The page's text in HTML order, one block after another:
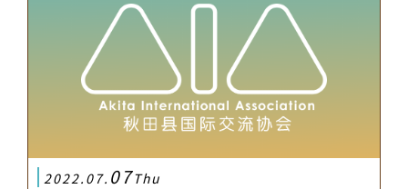
2022.07. 07Thu